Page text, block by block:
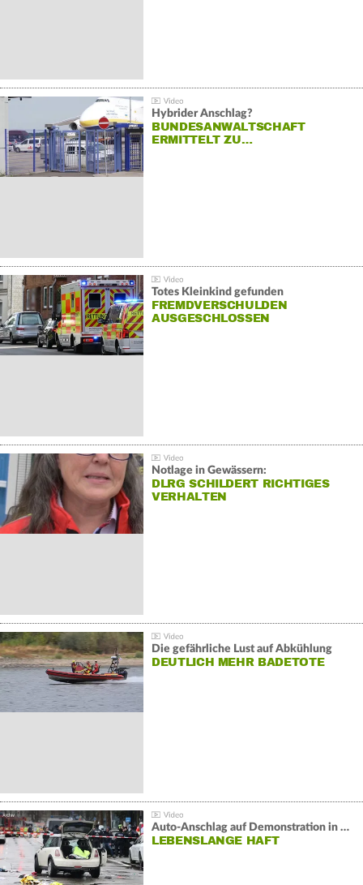
Hybrider Anschlag?
BUNDESANWALTSCHAFT
ERMITTELT ZU…
Totes Kleinkind gefunden
FREMDVERSCHULDEN
AUSGESCHLOSSEN
Notlage in Gewässern:
DLRG SCHILDERT RICHTIGES
VERHALTEN
Die gefährliche Lust auf Abkühlung
DEUTLICH MEHR BADETOTE
Auto-Anschlag auf Demonstration in München:
LEBENSLANGE HAFT